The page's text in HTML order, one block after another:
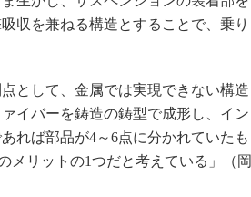
収を兼ねる構造とすることで、乗り
として、金属では実現できない構造
イバーを鋳造の鋳型で成形し、イン
れば部品が4～6点に分かれていたも
メリットの1つだと考えている」（岡